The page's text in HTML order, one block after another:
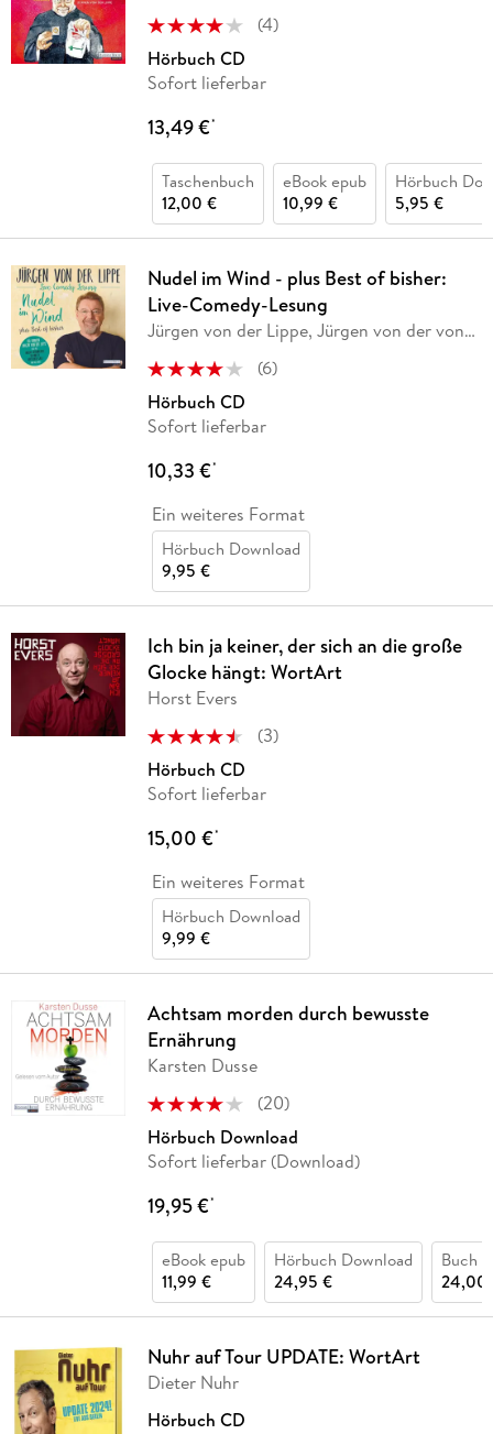
(4)
Hörbuch CD
Sofort lieferbar
13,49 €*
Taschenbuch
12,00 €
eBook epub
10,99 €
Hörbuch
5,95 €
Nudel im Wind - plus Best of bisher:
Live-Comedy-Lesung
Jürgen von der Lippe, Jürgen von der von
(6)
Hörbuch CD
Sofort lieferbar
10,33 €*
Ein weiteres Format
Hörbuch Download
9,95 €
Ich bin ja keiner, der sich an die große
Glocke hängt: WortArt
Horst Evers
(3)
Hörbuch CD
Sofort lieferbar
15,00 €*
Ein weiteres Format
Hörbuch Download
9,99 €
Achtsam morden durch bewusste
Ernährung
Karsten Dusse
(20)
Hörbuch Download
Sofort lieferbar (Download)
19,95 €*
eBook epub
11,99 €
Hörbuch Download
24,95 €
Buch
24,00
Nuhr auf Tour UPDATE: WortArt
Dieter Nuhr
Hörbuch CD